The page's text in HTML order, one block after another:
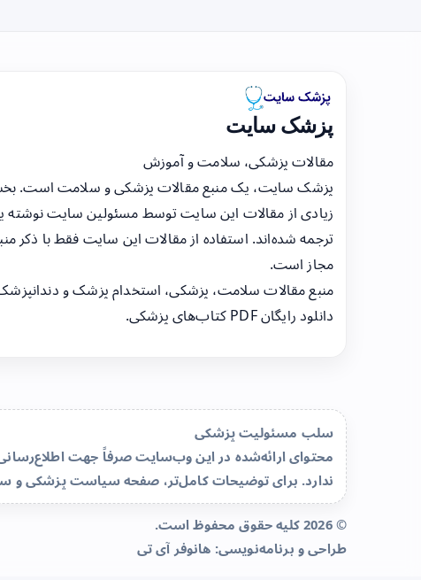
پزشک سایت
مقالات پزشکی، سلامت و آموزش
پزشک سایت، یک منبع مقالات پزشکی و سلامت است.
زیادی از مقالات این سایت توسط مسئولین سایت نوشته
ترجمه شده‌اند. استفاده از مقالات این سایت فقط با ذکر
مجاز است.
منبع مقالات سلامت، پزشکی، استخدام پزشک و
دانلود رایگان PDF کتاب‌های پزشکی.
سلب مسئولیت پزشکی
محتوای ارائه‌شده در این وب‌سایت صرفاً جهت
ندارد. برای توضیحات کامل‌تر، صفحهسیاست پزشکی و
© 2026 کلیه حقوق محفوظ است.
طراحی و برنامه‌نویسی: هانوفر آی تی